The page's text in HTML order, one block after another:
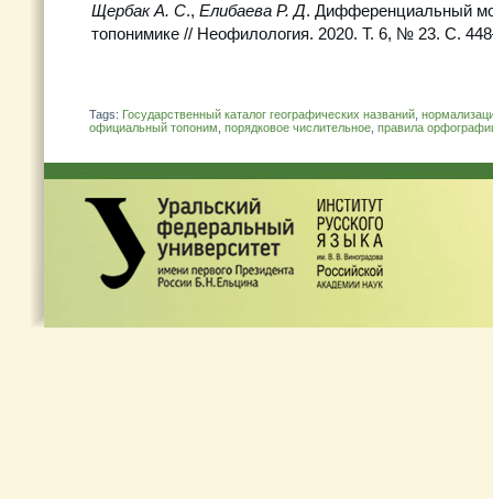
Щербак А. С., Елибаева Р. Д. Дифференциальный
топонимике // Неофилология. 2020. Т. 6, № 23. С.
Tags: Государственный каталог географических названий
официальный топоним порядковое числительное правила